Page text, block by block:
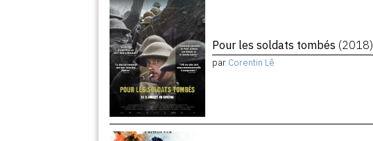
Pour les soldats tombés (2018)
par Corentin Lê